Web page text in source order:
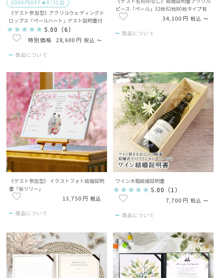
2000円OFF★8/31迄
《ゲスト参加型》アクリルウェディングド
ロップス「ペールハート」ゲスト説明書付
5.00 （6 ）
28,600 税込 〜
商品について
ピース「ペール」32枚62枚80枚タイプ有
34,100 税込 〜
商品について
《ゲスト参加型》 イラストフォト結婚証明
書「桜ツリー」
13,750 税込
商品について
ワイン木箱結婚証明書
5.00 （ 1 ）
7,700 税込 〜
商品について